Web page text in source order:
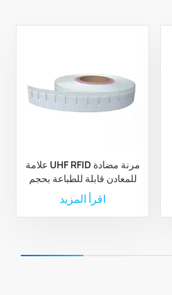
علامة UHF RFID مرنة مضادة
للمعادن قابلة للطباعة بحجم
الأصول
اقرأ المزيد